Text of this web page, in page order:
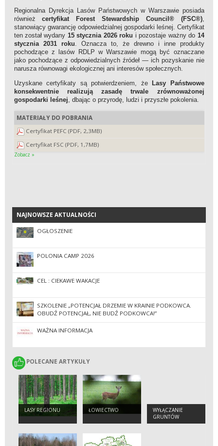
Regionalna Dyrekcja Lasów Państwowych w Warszawie posiada
równieżcertyfikat Forest Stewardship Council® (FSC®),
stanowiący gwarancję odpowiedzialnej gospodarki leśnej. Certyfikat
ten został wydany 15 stycznia 2026 roku i pozostaje ważny do 14
stycznia 2031 roku . Oznacza to, że drewno i inne produkty
pochodzące z lasów RDLP w Warszawie mogą być oznaczane
jako pochodzące z odpowiedzialnych źródeł — ich pozyskanie nie
narusza równowagi ekologicznej ani interesów społecznych.
Uzyskane certyfikaty są potwierdzeniem, że
Lasy Państwowe
konsekwentnie realizują zasadę trwale zrównoważonej
gospodarki leśnej, dbając o przyrodę, ludzi i przyszłe pokolenia.
MATERIAŁY DO POBRANIA
Certyfikat PEFC (PDF, 2,3MB)
Certyfikat FSC (PDF, 1,7MB)
Zobacz »
NAJNOWSZE AKTUALNOŚCI
NAJNOWSZE AKTUALNOŚCI
OGŁOSZENIE
POLONIA CAMP 2026
CEL : CIEKAWE WAKACJE
SZKOLENIE „POTENCJAŁ DRZEMIE W KRAINIE PODKOWCA.
OBUDŹ POTENCJAŁ, NIE BUDŹ PODKOWCA!”
WAŻNA INFORMACJA
POLECANE ARTYKUŁY
POLECANE ARTYKUŁY
LASY REGIONU ŁOWIECTWO
WYŁĄCZANIE
GRUNTÓW